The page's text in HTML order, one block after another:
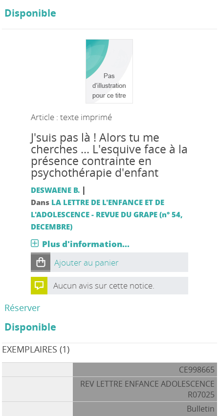
Disponible
Article : texte imprimé
J'suis pas là ! Alors tu me
cherches ... L'esquive face à la
présence contrainte en
psychothérapie d'enfant
DESWAENE B. |
Dans LA LETTRE DE L'ENFANCE ET DE
L'ADOLESCENCE - REVUE DU GRAPE (n° 54,
DECEMBRE)
Plus d'information...
Ajouter au panier
Aucun avis sur cette notice.
Réserver
Disponible
EXEMPLAIRES (1)
CE998665
REV LETTRE ENFANCE ADOLESCENCE
R07025
Bulletin